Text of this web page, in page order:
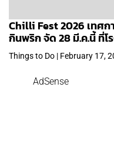
Chilli Fest 2026 เทศ
กินพริก จัด 28 มี.ค.นี้ ที่
Things to Do | February 17,
AdSense